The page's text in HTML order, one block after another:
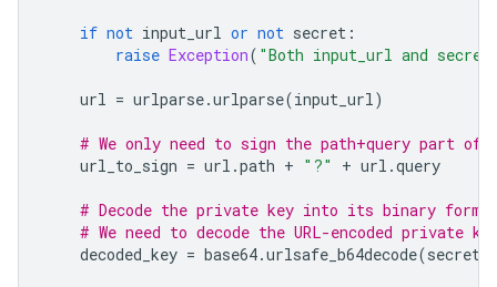
if not input_url or not secret :
raise Exception( "Both input_url and
url = urlparse.urlparse(input_url)
# We only need to sign the path+query part of
url_to_sign = url .path + "?" + url .query
# Decode the private key into its binary
# We need to decode the URL-encoded private
decoded_key = base64.urlsafe_b64decode(secret